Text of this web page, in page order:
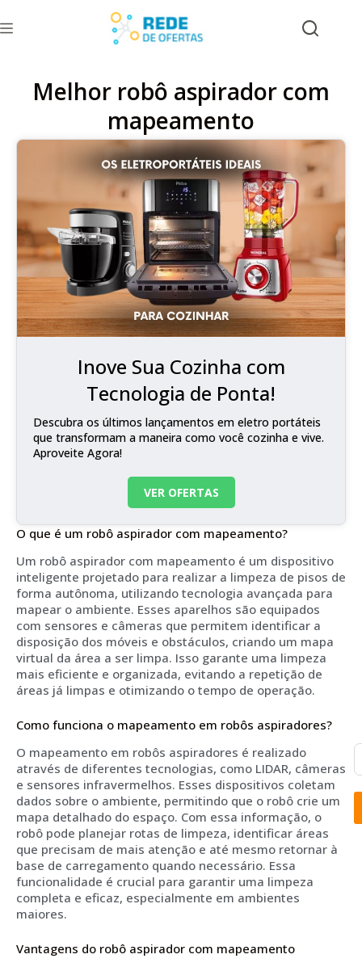
Melhor robô aspirador com
mapeamento
Inove Sua Cozinha com
Tecnologia de Ponta!
Descubra os últimos lançamentos em eletro portáteis
que transformam a maneira como você cozinha e vive.
Aproveite Agora!
VER OFERTAS
O que é um robô aspirador com mapeamento?
Um robô aspirador com mapeamento é um dispositivo
inteligente projetado para realizar a limpeza de pisos de
forma autônoma, utilizando tecnologia avançada para
mapear o ambiente. Esses aparelhos são equipados
com sensores e câmeras que permitem identificar a
disposição dos móveis e obstáculos, criando um mapa
virtual da área a ser limpa. Isso garante uma limpeza
mais eficiente e organizada, evitando a repetição de
áreas já limpas e otimizando o tempo de operação.
Como funciona o mapeamento em robôs aspiradores?
O mapeamento em robôs aspiradores é realizado
através de diferentes tecnologias, como LIDAR, câmeras
e sensores infravermelhos. Esses dispositivos coletam
dados sobre o ambiente, permitindo que o robô crie um
mapa detalhado do espaço. Com essa informação, o
robô pode planejar rotas de limpeza, identificar áreas
que precisam de mais atenção e até mesmo retornar à
base de carregamento quando necessário. Essa
funcionalidade é crucial para garantir uma limpeza
completa e eficaz, especialmente em ambientes
maiores.
Vantagens do robô aspirador com mapeamento